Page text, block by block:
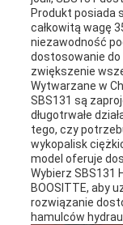
Produkt posiada
całkowitą wagę
niezawodność
dostosowanie do
zwiększenie
Wytwarzane w
SBS131 są
długotrwałe
tego, czy
wykopalisk
model oferuje
Wybierz SBS131
BOOSITTE, aby
rozwiązanie
hamulców